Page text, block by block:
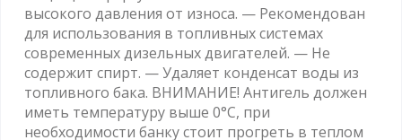
высокого давления от износа. — Рекомендован
для использования в топливных системах
современных дизельных двигателей. — Не
содержит спирт. — Удаляет конденсат воды из
топливного бака. ВНИМАНИЕ! Антигель должен
иметь температуру выше 0°С, при
необходимости банку стоит прогреть в теплом